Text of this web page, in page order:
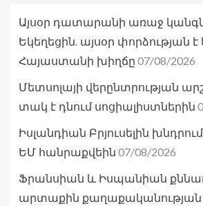
Այսօր դատարանի առաջ
Եկեղեցին. այսօր փորձության
Հայաստանի խիղճը 07/08/2026
Մետսոլայի վերընտրության
տակ է դնում սոցիալիստներին
Իսլանդիան Բրյուսելին
ԵՄ հանրաքվեին 07/08/2026
Ֆրանսիան և Իսպանիան
արտաքին քաղաքականության